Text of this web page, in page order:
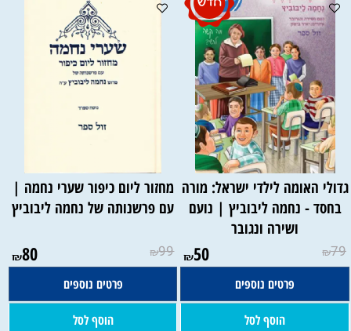
גדולי האומה לילדי ישראל: מורה
בחסד - נחמה ליבוביץ | נועם
ושירה ונגובר
₪79
₪50
פרטים נוספים
הוסף לסל
מחזור ליום כיפור שערי נחמה |
עם פרשנותה של נחמה ליבוביץ
₪99
₪80
פרטים נוספים
הוסף לסל